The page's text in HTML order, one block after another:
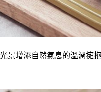
景增添自然氣息的溫潤擁